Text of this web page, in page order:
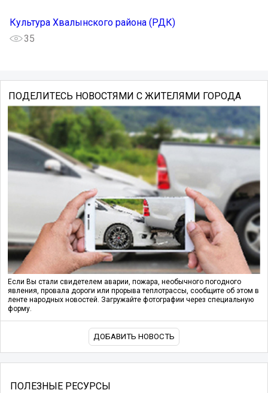
Культура Хвалынского района (РДК)
35
ПОДЕЛИТЕСЬ НОВОСТЯМИ С ЖИТЕЛЯМИ ГОРОДА
Если Вы стали свидетелем аварии, пожара, необычного погодного
явления, провала дороги или прорыва теплотрассы, сообщите об этом в
ленте народных новостей. Загружайте фотографии через специальную
форму.
ДОБАВИТЬ НОВОСТЬ
ПОЛЕЗНЫЕ РЕСУРСЫ